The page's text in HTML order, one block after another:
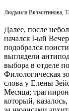
Людмила Вязмитинова,
Далее, после
начался I-ый
подобрался
выглядели
выбора в отделе
Филологическая
слова у Елены
Месяца;
который,